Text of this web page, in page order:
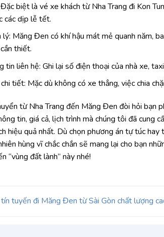
biệt là vé xe khách từ Nha Trang đi Kon
các dịp lễ tết.
lý: Măng Đen có khí hậu mát mẻ quanh năm,
thiết.
tin liên hệ: Ghi lại số điện thoại của nhà xe,
tiết: Mặc dù không có xe thẳng, việc chia
từ Nha Trang đến Măng Đen đòi hỏi bạn
tin, giá cả, lịch trình mà chúng tôi đã cung
hiệu quả nhất. Dù chọn phương án tự túc
hùng vĩ chắc chắn sẽ mang lại cho bạn
“vùng đất lành” này nhé!
tuyến đi Măng Đen từ Sài Gòn chất lượng